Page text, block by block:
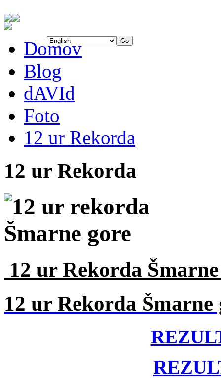
Domov
Blog
dAVId
Foto
12 ur Rekorda
12 ur Rekorda
12 ur Rekorda
12 ur Rekorda Šmarne